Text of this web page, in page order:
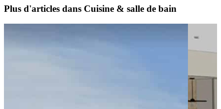
Plus d'articles dans Cuisine & salle de bain